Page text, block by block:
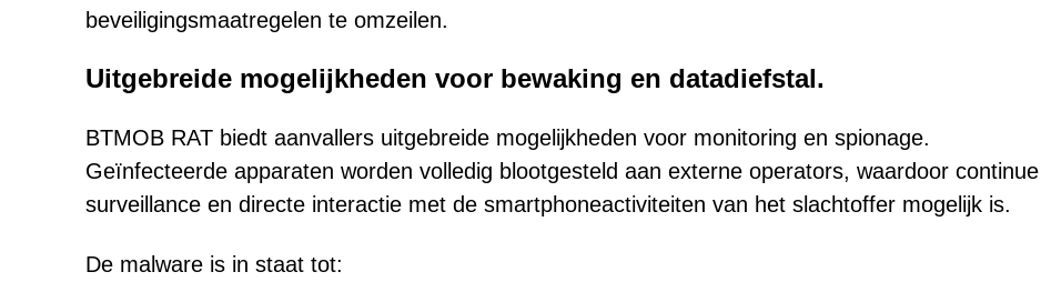
beveiligingsmaatregelen te omzeilen.
Uitgebreide mogelijkheden voor bewaking en datadiefstal.
BTMOB RAT biedt aanvallers uitgebreide mogelijkheden voor monitoring en spionage.
Geïnfecteerde apparaten worden volledig blootgesteld aan externe operators, waardoor continue
surveillance en directe interactie met de smartphoneactiviteiten van het slachtoffer mogelijk is.
De malware is in staat tot: